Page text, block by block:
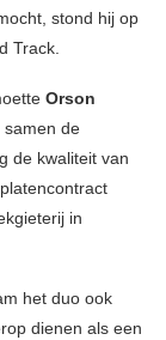
stond hij op
Track.
Orson
samen de
de kwaliteit van
in
het duo ook
dienen als een